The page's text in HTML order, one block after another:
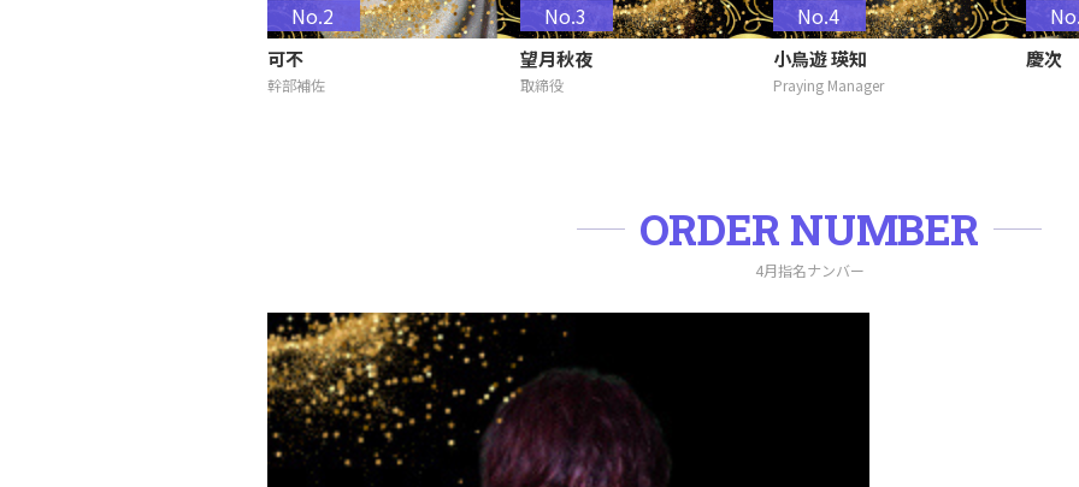
No.2
可不
幹部補佐
No.3
望月秋夜
取締役
No.4
小鳥遊 瑛知
Praying Manager
慶次
ORDER NUMBER
4月指名ナンバー